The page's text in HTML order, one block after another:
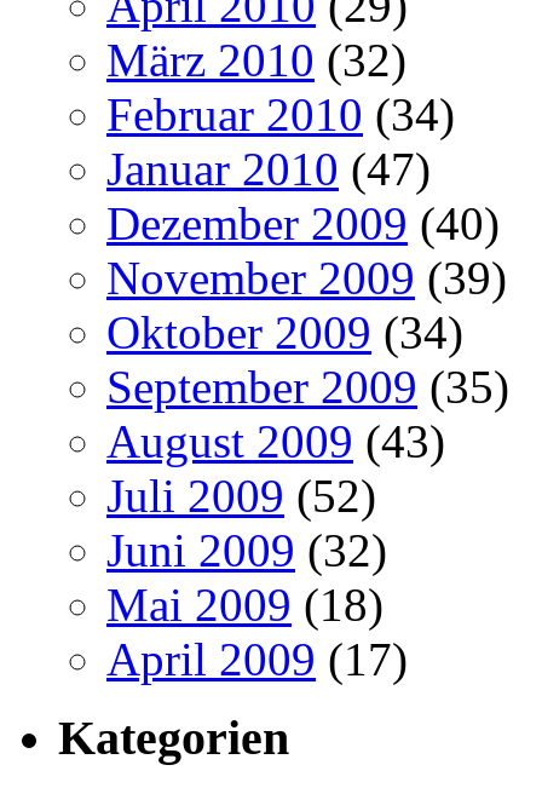
März 2010 (32)
Februar 2010 (34)
Januar 2010 (47)
Dezember 2009 (40)
November 2009 (39)
Oktober 2009 (34)
September 2009 (35)
August 2009 (43)
Juli 2009 (52)
Juni 2009 (32)
Mai 2009 (18)
April 2009 (17)
Kategorien